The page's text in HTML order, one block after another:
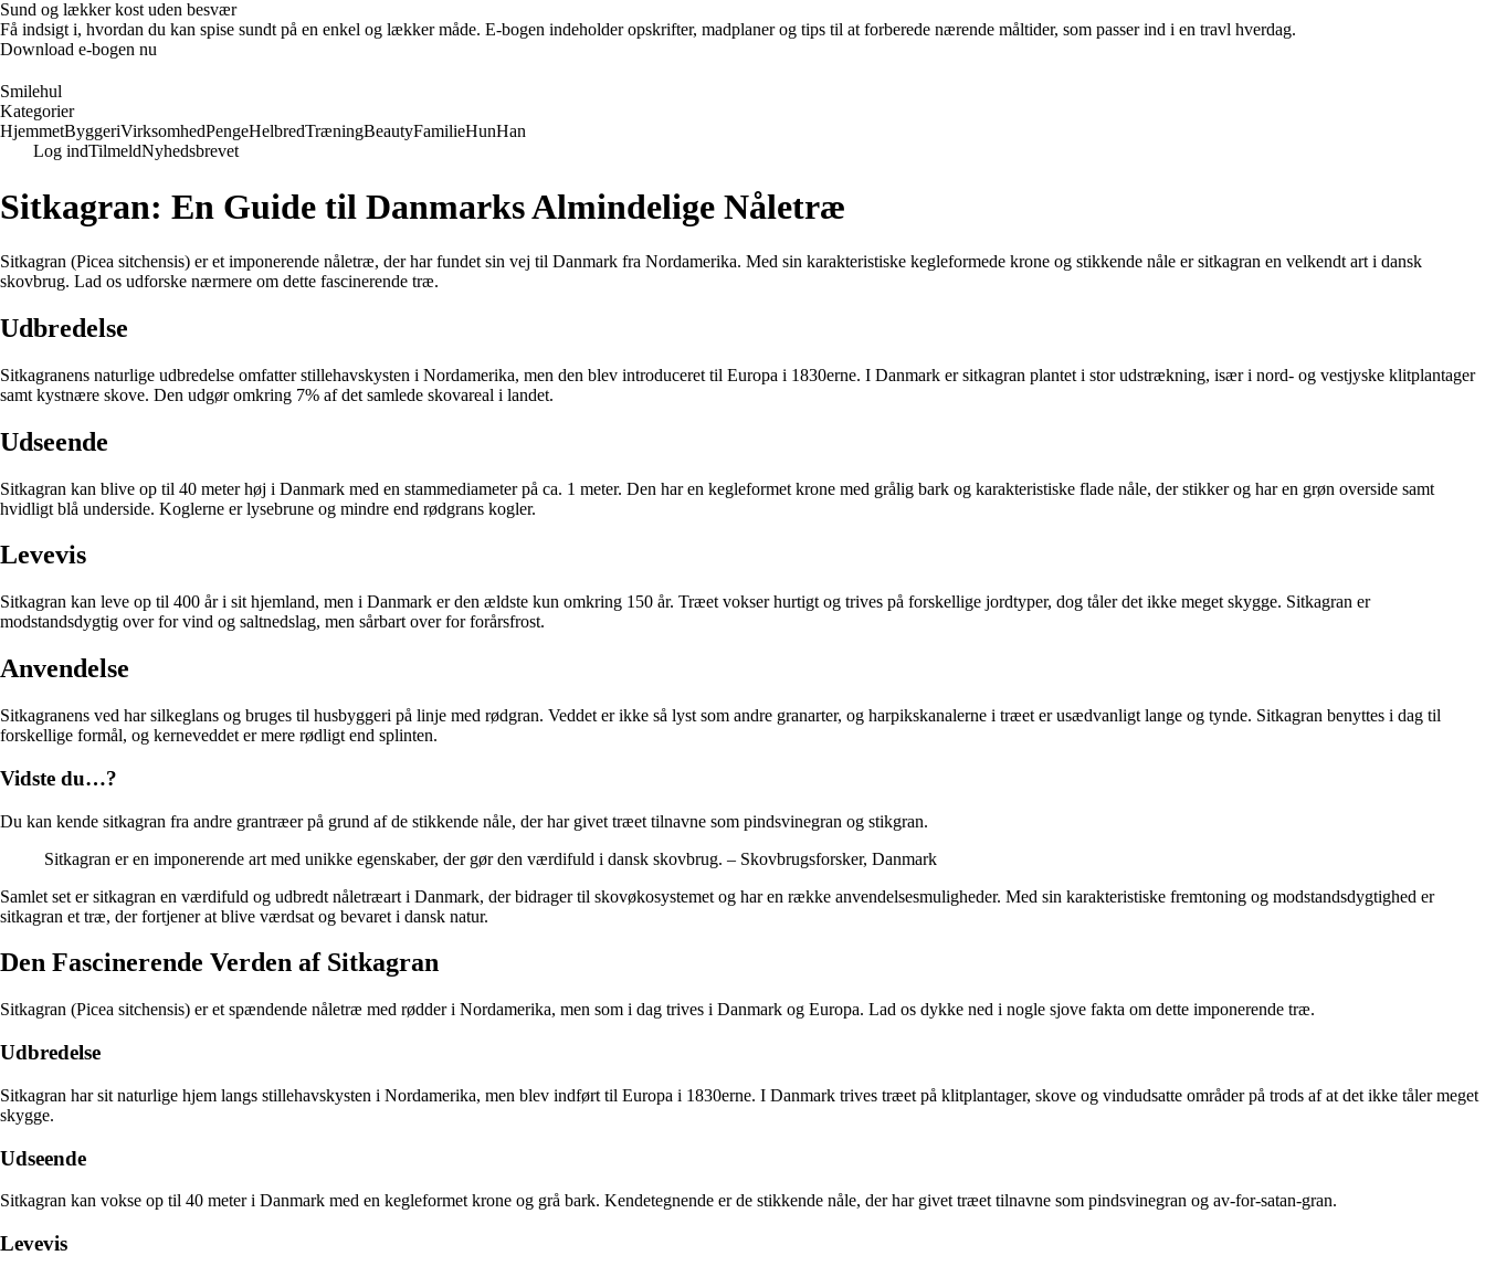
Sund og lækker kost uden besvær
Få indsigt i, hvordan du kan spise sundt på en enkel og lækker måde. E-bogen indeholder opskrifter, madplaner og tips til at forberede nærende måltider, som passer ind i en travl hverdag.
Download e-bogen nu
Smilehul
Kategorier
HjemmetByggeriVirksomhedPengeHelbredTræningBeautyFamilieHunHan
Log indTilmeldNyhedsbrevet
Sitkagran: En Guide til Danmarks Almindelige Nåletræ
Sitkagran (Picea sitchensis) er et imponerende nåletræ, der har fundet sin vej til Danmark fra Nordamerika. Med sin karakteristiske kegleformede krone og stikkende nåle er sitkagran en velkendt art i dansk
skovbrug. Lad os udforske nærmere om dette fascinerende træ.
Udbredelse
Sitkagranens naturlige udbredelse omfatter stillehavskysten i Nordamerika, men den blev introduceret til Europa i 1830erne. I Danmark er sitkagran plantet i stor udstrækning, især i nord- og vestjyske klitplantager
samt kystnære skove. Den udgør omkring 7% af det samlede skovareal i landet.
Udseende
Sitkagran kan blive op til 40 meter høj i Danmark med en stammediameter på ca. 1 meter. Den har en kegleformet krone med grålig bark og karakteristiske flade nåle, der stikker og har en grøn overside samt
hvidligt blå underside. Koglerne er lysebrune og mindre end rødgrans kogler.
Levevis
Sitkagran kan leve op til 400 år i sit hjemland, men i Danmark er den ældste kun omkring 150 år. Træet vokser hurtigt og trives på forskellige jordtyper, dog tåler det ikke meget skygge. Sitkagran er
modstandsdygtig over for vind og saltnedslag, men sårbart over for forårsfrost.
Anvendelse
Sitkagranens ved har silkeglans og bruges til husbyggeri på linje med rødgran. Veddet er ikke så lyst som andre granarter, og harpikskanalerne i træet er usædvanligt lange og tynde. Sitkagran benyttes i dag til
forskellige formål, og kerneveddet er mere rødligt end splinten.
Vidste du…?
Du kan kende sitkagran fra andre grantræer på grund af de stikkende nåle, der har givet træet tilnavne som pindsvinegran og stikgran.
Sitkagran er en imponerende art med unikke egenskaber, der gør den værdifuld i dansk skovbrug. – Skovbrugsforsker, Danmark
Samlet set er sitkagran en værdifuld og udbredt nåletræart i Danmark, der bidrager til skovøkosystemet og har en række anvendelsesmuligheder. Med sin karakteristiske fremtoning og modstandsdygtighed er
sitkagran et træ, der fortjener at blive værdsat og bevaret i dansk natur.
Den Fascinerende Verden af Sitkagran
Sitkagran (Picea sitchensis) er et spændende nåletræ med rødder i Nordamerika, men som i dag trives i Danmark og Europa. Lad os dykke ned i nogle sjove fakta om dette imponerende træ.
Udbredelse
Sitkagran har sit naturlige hjem langs stillehavskysten i Nordamerika, men blev indført til Europa i 1830erne. I Danmark trives træet på klitplantager, skove og vindudsatte områder på trods af at det ikke tåler meget
skygge.
Udseende
Sitkagran kan vokse op til 40 meter i Danmark med en kegleformet krone og grå bark. Kendetegnende er de stikkende nåle, der har givet træet tilnavne som pindsvinegran og av-for-satan-gran.
Levevis